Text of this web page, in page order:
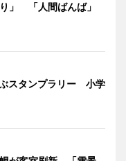
」 「人間ばんば」
スタンプラリー 小学